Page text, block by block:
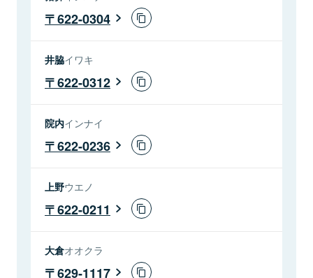
622-0304
井脇イワキ
622-0312
院内インナイ
622-0236
上野ウエノ
622-0211
大倉オオクラ
629-1117